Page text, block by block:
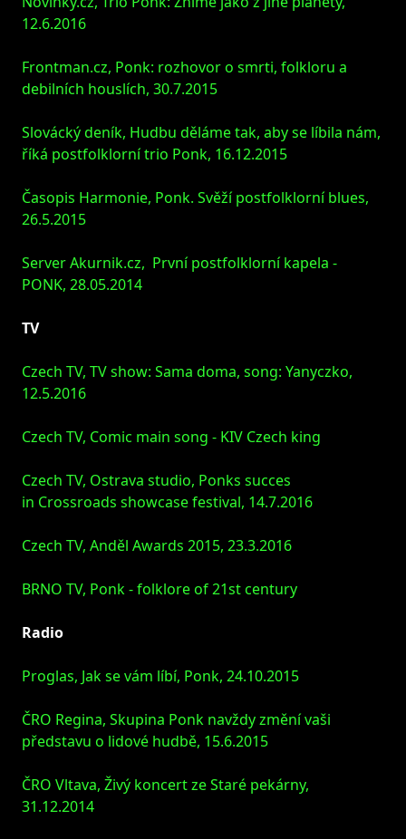
12.6.2016
Frontman.cz, Ponk: rozhovor o smrti, folkloru a
debilních houslích, 30.7.2015
Slovácký deník, Hudbu děláme tak, aby se líbila nám,
říká postfolklorní trio Ponk, 16.12.2015
Časopis Harmonie, Ponk. Svěží postfolklorní blues,
26.5.2015
Server Akurnik.cz, První postfolklorní kapela -
PONK, 28.05.2014
TV
Czech TV, TV show: Sama doma, song: Yanyczko,
12.5.2016
Czech TV, Comic main song - KIV Czech king
Czech TV, Ostrava studio, Ponks succes
in Crossroads showcase festival, 14.7.2016
Czech TV, Anděl Awards 2015, 23.3.2016
BRNO TV, Ponk - folklore of 21st century
Radio
Proglas, Jak se vám líbí, Ponk, 24.10.2015
ČRO Regina, Skupina Ponk navždy změní vaši
představu o lidové hudbě, 15.6.2015
ČRO Vltava, Živý koncert ze Staré pekárny,
31.12.2014